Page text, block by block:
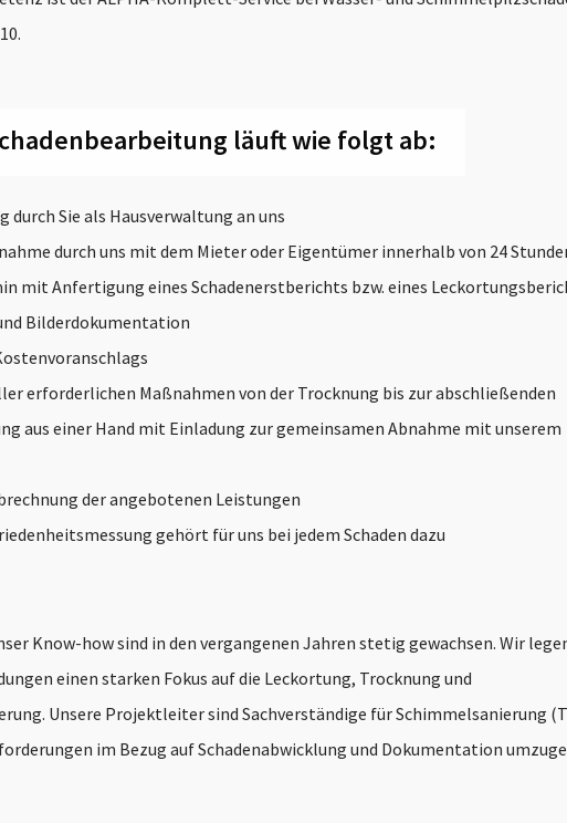
läuft wie folgt ab:
durch Sie als Hausverwaltung an uns
durch uns mit dem Mieter oder Eigentümer innerhalb von 24
mit Anfertigung eines Schadenerstberichts bzw. eines
Bilderdokumentation
erforderlichen Maßnahmen von der Trocknung bis zur abschließenden
aus einer Hand mit Einladung zur gemeinsamen Abnahme mit unserem
der angebotenen Leistungen
gehört für uns bei jedem Schaden dazu
Know-how sind in den vergangenen Jahren stetig gewachsen. Wir
einen starken Fokus auf die Leckortung, Trocknung und
Unsere Projektleiter sind Sachverständige für Schimmelsanierung
im Bezug auf Schadenabwicklung und Dokumentation